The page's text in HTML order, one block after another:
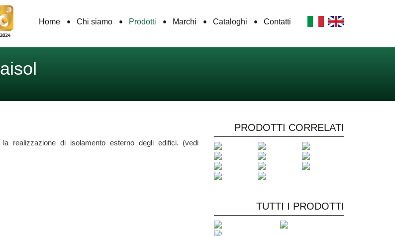
Home Chi siamo Prodotti Marchi Cataloghi Contatti
realizzazione di isolamento esterno degli edifici. (vedi
PRODOTTI CORRELATI
TUTTI I PRODOTTI